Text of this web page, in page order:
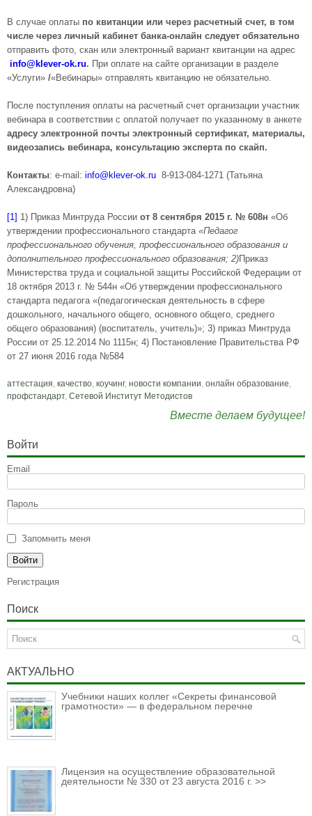
В случае оплаты по квитанции или через расчетный счет, в том
числе через личный кабинет банка-онлайн следует обязательно
отправить фото, скан или электронный вариант квитанции на адрес
info@klever-ok.ru. При оплате на сайте организации в разделе
«Услуги» /«Вебинары» отправлять квитанцию не обязательно.
После поступления оплаты на расчетный счет организации участник
вебинара в соответствии с оплатой получает по указанному в анкете
адресу электронной почты электронный сертификат, материалы,
видеозапись вебинара, консультацию эксперта по скайп.
Контакты: e-mail: info@klever-ok.ru 8-913-084-1271 (Татьяна
Александровна)
[1] 1) Приказ Минтруда России от 8 сентября 2015 г. № 608н «Об
утверждении профессионального стандарта «Педагог
профессионального обучения, профессионального образования и
дополнительного профессионального образования; 2)Приказ
Министерства труда и социальной защиты Российской Федерации от
18 октября 2013 г. № 544н «Об утверждении профессионального
стандарта педагога «(педагогическая деятельность в сфере
дошкольного, начального общего, основного общего, среднего
общего образования) (воспитатель, учитель)»; 3) приказ Минтруда
России от 25.12.2014 No 1115н; 4) Постановление Правительства РФ
от 27 июня 2016 года №584
аттестация, качество, коучинг, новости компании, онлайн образование,
профстандарт, Сетевой Институт Методистов
Вместе делаем будущее!
Войти
Email
Пароль
Запомнить меня
Регистрация
Поиск
АКТУАЛЬНО
Учебники наших коллег «Секреты финансовой
грамотности» — в федеральном перечне
Лицензия на осуществление образовательной
деятельности № 330 от 23 августа 2016 г. >>